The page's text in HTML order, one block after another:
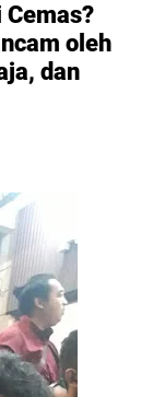
Cemas?
oleh
dan